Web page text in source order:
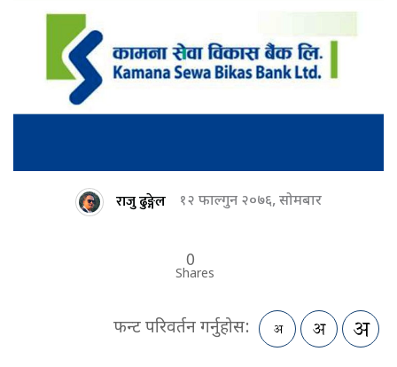
राजु ढुङ्गेल १२ फाल्गुन २०७६, सोमबार
0
Shares
फन्ट परिवर्तन गर्नुहोस: